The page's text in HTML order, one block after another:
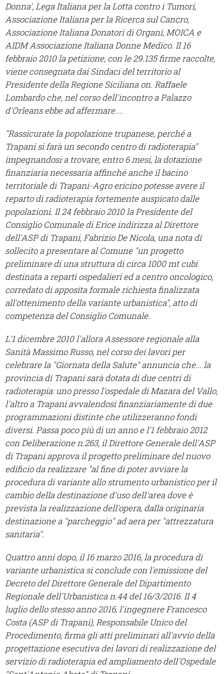
Donna', Lega Italiana per la Lotta contro i Tumori,
Associazione Italiana per la Ricerca sul Cancro,
Associazione Italiana Donatori di Organi, MOICA e
AIDM Associazione Italiana Donne Medico. Il 16
febbraio 2010 la petizione, con le 29.135 firme raccolte,
viene consegnata dai Sindaci del territorio al
Presidente della Regione Siciliana on. Raffaele
Lombardo che, nel corso dell'incontro a Palazzo
d'Orleans ebbe ad affermare....
"Rassicurate la popolazione trupanese, perché a
Trapani si farà un secondo centro di radioterapia"
impegnandosi a trovare, entro 6 mesi, la dotazione
finanziaria necessaria affinché anche il bacino
territoriale di Trapani-Agro ericino potesse avere il
reparto di radioterapia fortemente auspicato dalle
popolazioni. Il 24 febbraio 2010 la Presidente del
Consiglio Comunale di Erice indirizza al Direttore
dell'ASP di Trapani, Fabrizio De Nicola, una nota di
sollecito a presentare al Comune "un progetto
preliminare di una struttura di circa 1000 mt cubi
destinata a reparti ospedalieri ed a centro oncologico,
corredato di apposita formale richiesta finalizzata
all'ottenimento della variante urbanistica", atto di
competenza del Consiglio Comunale.
L'1 dicembre 2010 l'allora Assessore regionale alla
Sanità Massimo Russo, nel corso dei lavori per
celebrare la "Giornata della Salute" annuncia che... la
provincia di Trapani sarà dotata di due centri di
radioterapia: uno presso l'ospedale di Mazara del Vallo,
l'altro a Trapani avvalendosi finanziariamente di due
programmazioni distinte che utilizzeranno fondi
diversi. Passa poco più di un anno e l'1 febbraio 2012
con Deliberazione n.263, il Direttore Generale dell'ASP
di Trapani approva il progetto preliminare del nuovo
edificio da realizzare "al fine di poter avviare la
procedura di variante allo strumento urbanistico per il
cambio della destinazione d'uso dell'area dove è
prevista la realizzazione dell'opera, dalla originaria
destinazione a "parcheggio" ad aera per "attrezzatura
sanitaria".
Quattro anni dopo, il 16 marzo 2016, la procedura di
variante urbanistica si conclude con l'emissione del
Decreto del Direttore Generale del Dipartimento
Regionale dell'Urbanistica n.44 del 16/3/2016. Il 4
luglio dello stesso anno 2016, l'ingegnere Francesco
Costa (ASP di Trapani), Responsabile Unico del
Procedimento, firma gli atti preliminari all'avvio della
progettazione esecutiva dei lavori di realizzazione del
servizio di radioterapia ed ampliamento dell'Ospedale